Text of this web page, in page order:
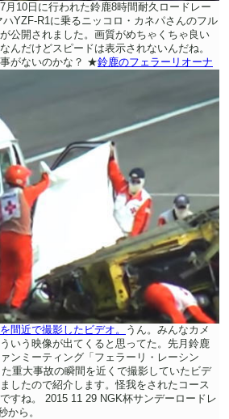
7月10日に行われた鈴鹿8時間耐久ロードレー
YZF-R1に乗るニッコロ・カネパさんのフル
公開されました。画質がめちゃくちゃ良い
んだけどスピードは表示されないんだね。
がないのかな？ ★鈴鹿のフェラーリオーナ
間近で撮影したビデオ。
うん。みんなカメ
いう映像が出てくると思ってた。先月鈴鹿
ンミーティング「フェラーリ・レーシン
重大事故の瞬間を近くで撮影していたビデ
したので紹介します。怪我をされたコース
すね。
2015 11 29 NGK杯サンデーロードレ
ら。